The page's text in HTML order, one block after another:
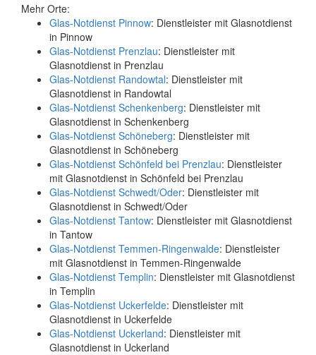
Mehr Orte:
Glas-Notdienst Pinnow: Dienstleister mit Glasnotdienst
in Pinnow
Glas-Notdienst Prenzlau: Dienstleister mit
Glasnotdienst in Prenzlau
Glas-Notdienst Randowtal: Dienstleister mit
Glasnotdienst in Randowtal
Glas-Notdienst Schenkenberg: Dienstleister mit
Glasnotdienst in Schenkenberg
Glas-Notdienst Schöneberg: Dienstleister mit
Glasnotdienst in Schöneberg
Glas-Notdienst Schönfeld bei Prenzlau: Dienstleister
mit Glasnotdienst in Schönfeld bei Prenzlau
Glas-Notdienst Schwedt/Oder: Dienstleister mit
Glasnotdienst in Schwedt/Oder
Glas-Notdienst Tantow: Dienstleister mit Glasnotdienst
in Tantow
Glas-Notdienst Temmen-Ringenwalde: Dienstleister
mit Glasnotdienst in Temmen-Ringenwalde
Glas-Notdienst Templin: Dienstleister mit Glasnotdienst
in Templin
Glas-Notdienst Uckerfelde: Dienstleister mit
Glasnotdienst in Uckerfelde
Glas-Notdienst Uckerland: Dienstleister mit
Glasnotdienst in Uckerland